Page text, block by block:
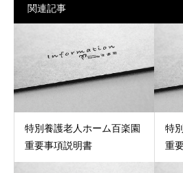
関連記事
特別養護老人ホーム百楽園
重要事項説明書
特
重